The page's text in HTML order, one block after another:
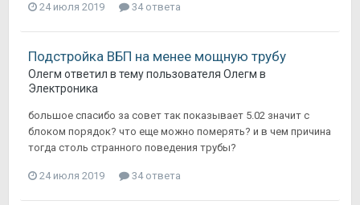
24 июля 2019 34 ответа
Подстройка ВБП на менее мощную трубу
Олегм ответил в тему пользователя Олегм в
Электроника
большое спасибо за совет так показывает 5.02 значит с
блоком порядок? что еще можно померять? и в чем причина
тогда столь странного поведения трубы?
24 июля 2019 34 ответа